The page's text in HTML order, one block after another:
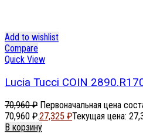
Add to wishlist
Compare
Quick View
Lucia Tucci COIN
70,960₽ Первоначальная цена
70,960 ₽.27,325 ₽Текущая цена:
В корзину